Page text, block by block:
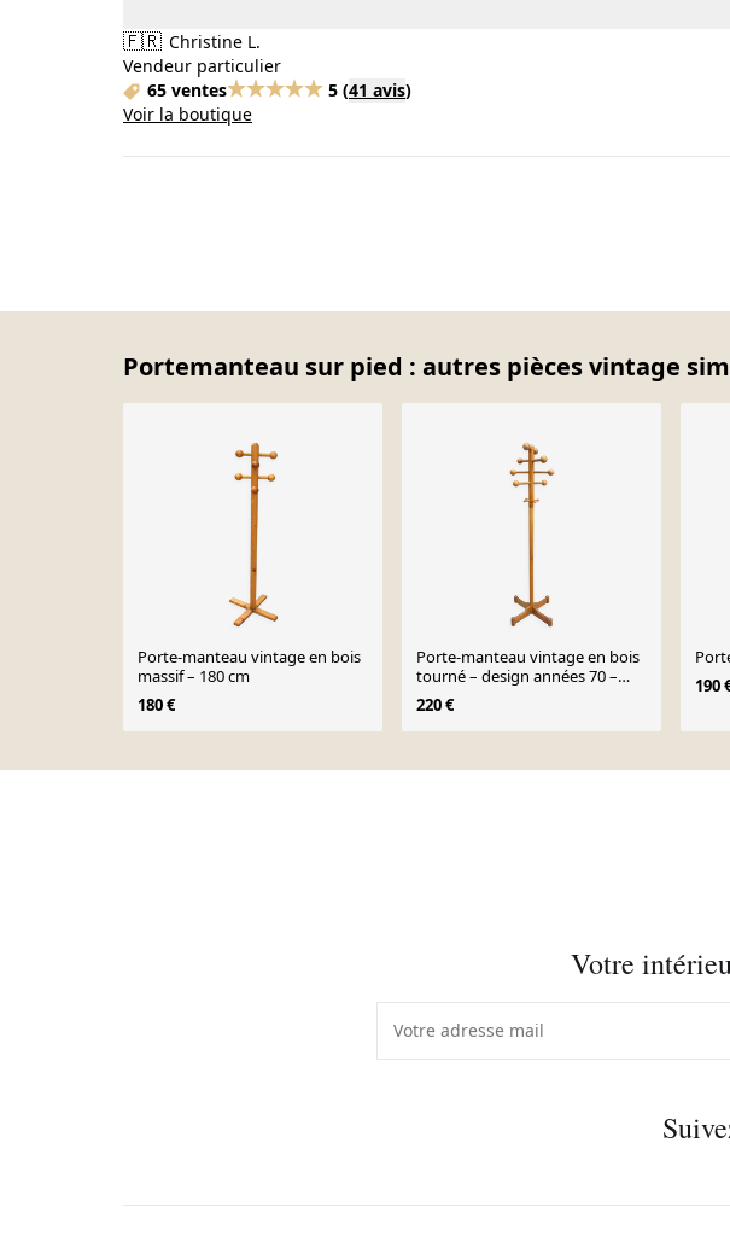
🇫🇷 Christine L.
Vendeur particulier
65 ventes
5 (41 avis)
Voir la boutique
Portemanteau sur pied : autres pièces vintage
Porte-manteau vintage en bois
massif – 180 cm
180 €
Porte-manteau vintage en bois
tourné – design années 70 –
patine authentiqu
220 €
190
Votre